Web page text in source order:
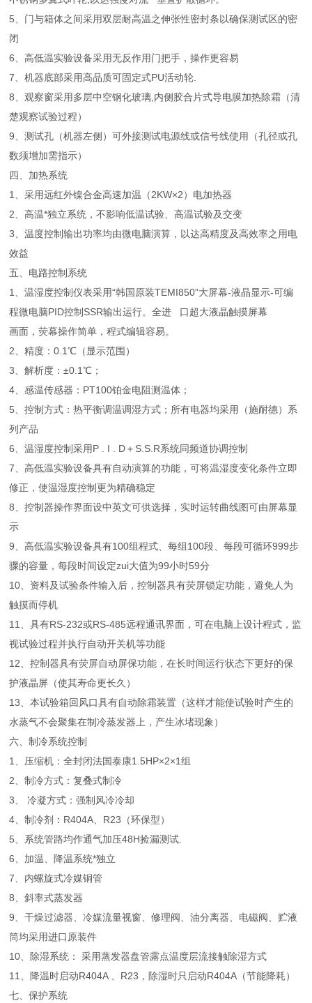
5、门与箱体之间采用双层耐高温之伸张性密封条以确保测试区的密
闭
6、高低温实验设备采用无反作用门把手，操作更容易
7、机器底部采用高品质可固定式PU活动轮.
8、观察窗采用多层中空钢化玻璃,内侧胶合片式导电膜加热除霜（清
楚观察试验过程）
9、测试孔（机器左侧）可外接测试电源线或信号线使用（孔径或孔
数须增加需指示）
四、加热系统
1、采用远红外镍合金高速加温（2KW×2）电加热器
2、高温*独立系统，不影响低温试验、高温试验及交变
3、温度控制输出功率均由微电脑演算，以达高精度及高效率之用电
效益
五、电路控制系统
1、温湿度控制仪表采用“韩国原装TEMI850”大屏幕-液晶显示-可编
程微电脑PID控制SSR输出运行。全进 口超大液晶触摸屏幕
画面，荧幕操作简单，程式编辑容易。
2、精度：0.1℃（显示范围）
3、解析度：±0.1℃；
4、感温传感器：PT100铂金电阻测温体；
5、控制方式：热平衡调温调湿方式；所有电器均采用（施耐德）系
列产品
6、温湿度控制采用P . I . D＋S.S.R系统同频道协调控制
7、高低温实验设备具有自动演算的功能，可将温湿度变化条件立即
修正，使温湿度控制更为精确稳定
8、控制器操作界面设中英文可供选择，实时运转曲线图可由屏幕显
示
9、高低温实验设备具有100组程式、每组100段、每段可循环999步
骤的容量，每段时间设定zui大值为99小时59分
10、资料及试验条件输入后，控制器具有荧屏锁定功能，避免人为
触摸而停机
11、具有RS-232或RS-485远程通讯界面，可在电脑上设计程式，监
视试验过程并执行自动开关机等功能
12、控制器具有荧屏自动屏保功能，在长时间运行状态下更好的保
护液晶屏（使其寿命更长久）
13、本试验箱回风口具有自动除霜装置（这样才能使试验时产生的
水蒸气不会聚集在制冷蒸发器上，产生冰堵现象）
六、制冷系统控制
1、压缩机：全封闭法国泰康1.5HP×2×1组
2、制冷方式：复叠式制冷
3、 冷凝方式：强制风冷冷却
4、制冷剂：R404A、R23（环保型）
5、系统管路均作通气加压48H捡漏测试.
6、加温、降温系统*独立
7、内螺旋式冷媒铜管
8、斜率式蒸发器
9、干燥过滤器、冷媒流量视窗、修理阀、油分离器、电磁阀、贮液
筒均采用进口原装件
10、除湿系统： 采用蒸发器盘管露点温度层流接触除湿方式
11、降温时启动R404A 、R23，除湿时只启动R404A（节能降耗）
七、保护系统